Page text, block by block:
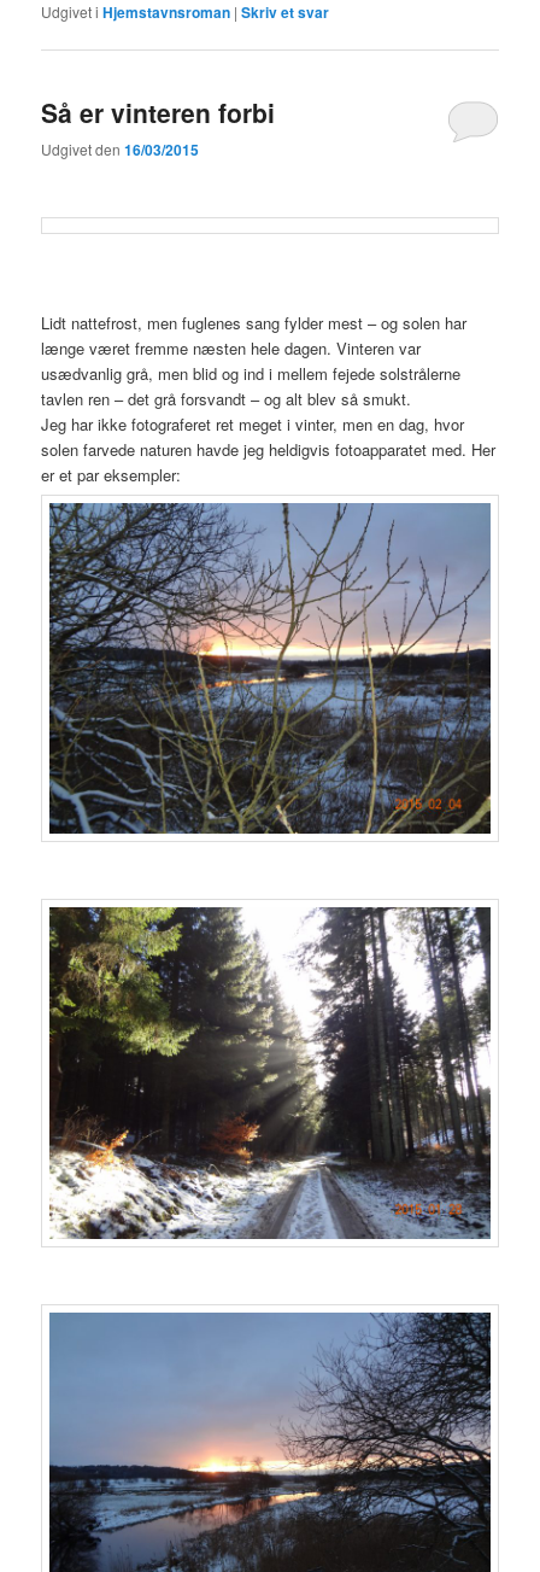
Udgivet i Hjemstavnsroman |Skriv et svar
Så er vinteren forbi
Udgivet den16/03/2015
Lidt nattefrost, men fuglenes sang fylder mest – og solen har
længe været fremme næsten hele dagen. Vinteren var
usædvanlig grå, men blid og ind i mellem fejede solstrålerne
tavlen ren – det grå forsvandt – og alt blev så smukt.
Jeg har ikke fotograferet ret meget i vinter, men en dag, hvor
solen farvede naturen havde jeg heldigvis fotoapparatet med. Her
er et par eksempler: